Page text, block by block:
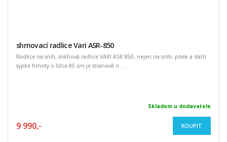
shrnovací radlice Vari ASR-850
Radlice na sníh, sněhová radlice VARI ASR 850, nejen na sníh, písek a další
sypké hmoty o šířce 85 cm je stranově n ...
Skladem u dodavatele
9 990,- KOUPIT